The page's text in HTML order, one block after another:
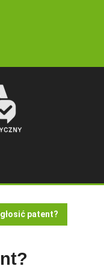
patent?